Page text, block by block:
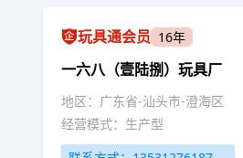
玩具通会员 16年
一六八（壹陆捌）玩具厂
地区：广东省-汕头市-澄海区
经营模式：生产型